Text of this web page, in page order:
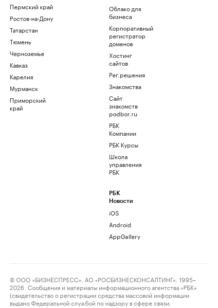
Пермский край
Ростов-на-Дону
Татарстан
Тюмень
Черноземье
Кавказ
Карелия
Мурманск
Приморский
край
Облако для
бизнеса
Корпоративный
регистратор
доменов
Хостинг
сайтов
Рег.решения
Знакомства
Сайт
знакомств
podbor.ru
РБК
Компании
РБК Курсы
Школа
управления
РБК
РБК
Новости
iOS
Android
AppGallery
© ООО «БИЗНЕСПРЕСС», АО «РОСБИЗНЕСКОНСАЛТИНГ», 1995–
2026. Сообщения и материалы информационного агентства «РБК»
(свидетельство о регистрации средства массовой информации
выдано Федеральной службой по надзору в сфере связи,